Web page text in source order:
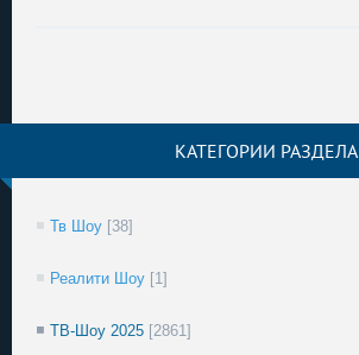
КАТЕГОРИИ РАЗДЕЛА
Тв Шоу [38]
Реалити Шоу [1]
ТВ-Шоу 2025 [2861]